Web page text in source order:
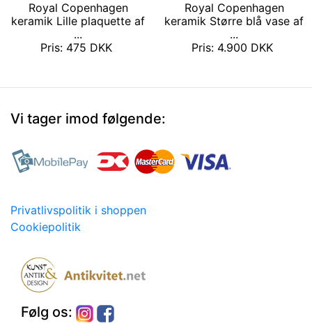
Royal Copenhagen
keramik Lille plaquette af
...
Pris: 475 DKK
Royal Copenhagen
keramik Større blå vase af
...
Pris: 4.900 DKK
Vi tager imod følgende:
Privatlivspolitik i shoppen
Cookiepolitik
Følg os: